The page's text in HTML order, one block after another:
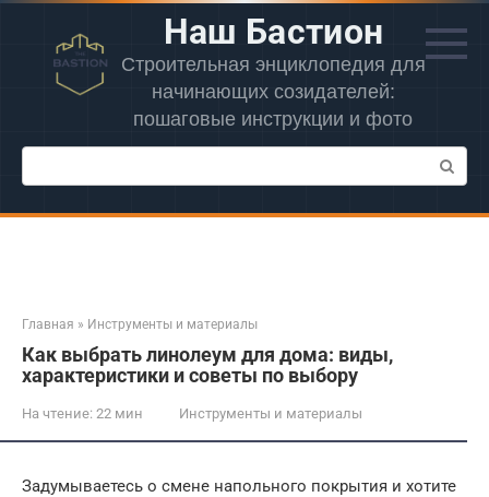
Перейти
контенту
Наш Бастион
Строительная энциклопедия для
начинающих созидателей:
пошаговые инструкции и фото
Поиск:
Главная » Инструменты и материалы
Как выбрать линолеум для дома: виды,
характеристики и советы по выбору
На чтение: 22 мин Инструменты и материалы
Задумываетесь о смене напольного покрытия и хотите